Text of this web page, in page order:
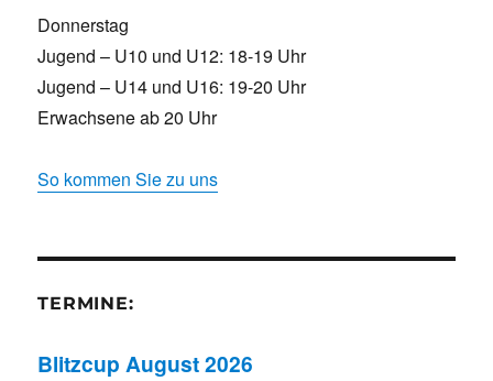
Donnerstag
Jugend – U10 und U12: 18-19 Uhr
Jugend – U14 und U16: 19-20 Uhr
Erwachsene ab 20 Uhr
So kommen Sie zu uns
TERMINE:
Blitzcup August 2026